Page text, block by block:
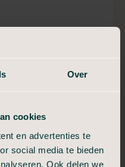
Over
cookies
en advertenties te
social media te bieden
Ook delen we
en dichtbij.